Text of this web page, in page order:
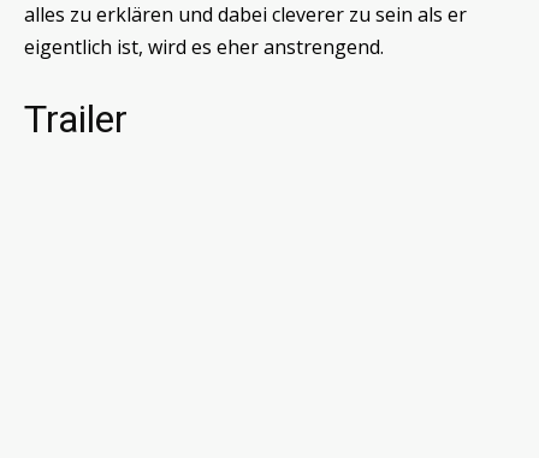
alles zu erklären und dabei cleverer zu sein als er
eigentlich ist, wird es eher anstrengend.
Trailer